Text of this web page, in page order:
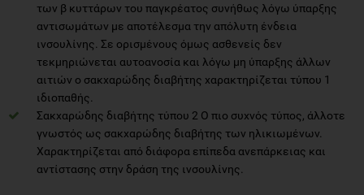
των β κυττάρων του παγκρέατος συνήθως λόγω ύπαρξης
αντισωμάτων με αποτέλεσμα την απόλυτη ένδεια
ινσουλίνης. Σε ορισμένους όμως ασθενείς δεν
τεκμηριώνεται αυτοανοσία και λόγω μη ύπαρξης άλλων
αιτιών ο σακχαρώδης διαβήτης χαρακτηρίζεται τύπου 1
ιδιοπαθής.
Σακχαρώδης διαβήτης τύπου 2 Ο πιο συχνός τύπος, άλλοτε
γνωστός ως σακχαρώδης διαβήτης των ηλικιωμένων.
Χαρακτηρίζεται από διάφορα επίπεδα ανεπάρκειας και
αντίστασης στην δράση της ινσουλίνης.